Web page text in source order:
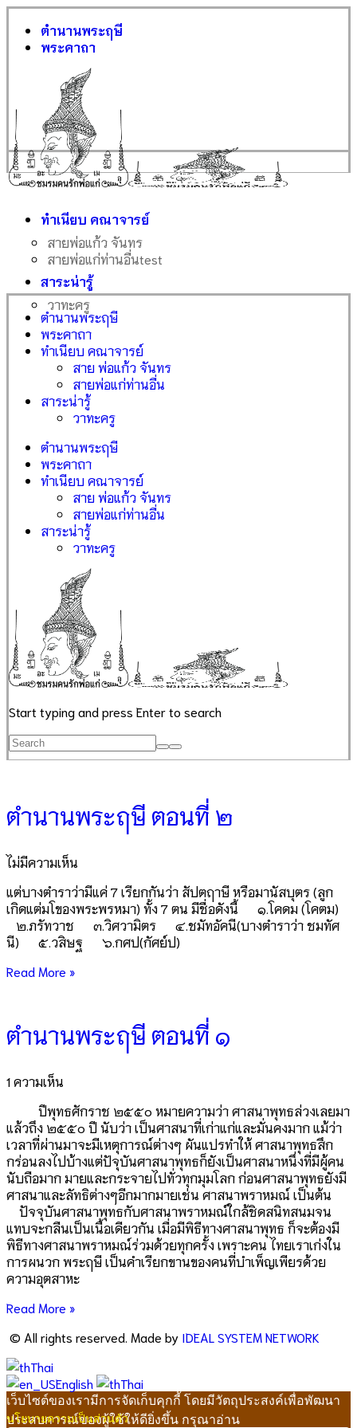
ตำนานพระฤษี
พระคาถา
ทำเนียบ คณาจารย์
สายพ่อแก้ว จันทร
สายพ่อแก่ท่านอื่นtest
สาระน่ารู้
วาทะครู
ตำนานพระฤษี
พระคาถา
ทำเนียบ คณาจารย์
สาย พ่อแก้ว จันทร
สายพ่อแก่ท่านอื่น
สาระน่ารู้
วาทะครู
ตำนานพระฤษี
พระคาถา
ทำเนียบ คณาจารย์
สาย พ่อแก้ว จันทร
สายพ่อแก่ท่านอื่น
สาระน่ารู้
วาทะครู
Start typing and press Enter to search
ตำนานพระฤษี ตอนที่ ๒
ไม่มีความเห็น
แต่บางตำราว่ามีแค่ 7 เรียกกันว่า สัปตฤาษี หรือมานัสบุตร (ลูก
เกิดแต่มโของพระพรหมา) ทั้ง 7 ตน มีชื่อดังนี้ ๑.โคดม (โคตม)
๒.ภรัทวาช ๓.วิศวามิตร ๔.ชมัทอัคนี(บางตำราว่า ชมทัศ
นี) ๕.วสิษฐ ๖.กศป(กัศย์ป)
Read More »
ตำนานพระฤษี ตอนที่ ๑
1 ความเห็น
ปีพุทธศักราช ๒๕๕๐ หมายความว่า ศาสนาพุทธล่วงเลยมา
แล้วถึง ๒๕๕๐ ปี นับว่า เป็นศาสนาที่เก่าแก่และมั่นคงมาก แม้ว่า
เวลาที่ผ่านมาจะมีเหตุการณ์ต่างๆ ผันแปรทำให้ ศาสนาพุทธสึก
กร่อนลงไปบ้างแต่ปัจุบันศาสนาพุทธก็ยังเป็นศาสนาหนึ่งที่มีผู้คน
นับถือมาก มายและกระจายไปทั่วทุกมุมโลก ก่อนศาสนาพุทธยังมี
ศาสนาและลัทธิต่างๆอีกมากมายเช่น ศาสนาพราหมณ์ เป็นต้น
ปัจจุบันศาสนาพุทธกับศาสนาพราหมณ์ใกล้ชิดสนิทสนมจน
แทบจะกลืนเป็นเนื้อเดียวกัน เมื่อมีพิธีทางศาสนาพุทธ ก็จะต้องมี
พิธีทางศาสนาพราหมณ์ร่วมด้วยทุกครั้ง เพราะคน ไทยเราเก่งใน
การผนวก พระฤษี เป็นคำเรียกขานของคนที่บำเพ็ญเพียรด้วย
ความอุตสาหะ
Read More »
© All rights reserved. Made by IDEAL SYSTEM NETWORK
Thai
English
Thai
เว็บไซต์ของเรามีการจัดเก็บคุกกี้ โดยมีวัตถุประสงค์เพื่อพัฒนา
ประสบการณ์ของผู้ใช้ให้ดียิ่งขึ้น กรุณาอ่าน
นโยบายความเป็นส่วนตัว